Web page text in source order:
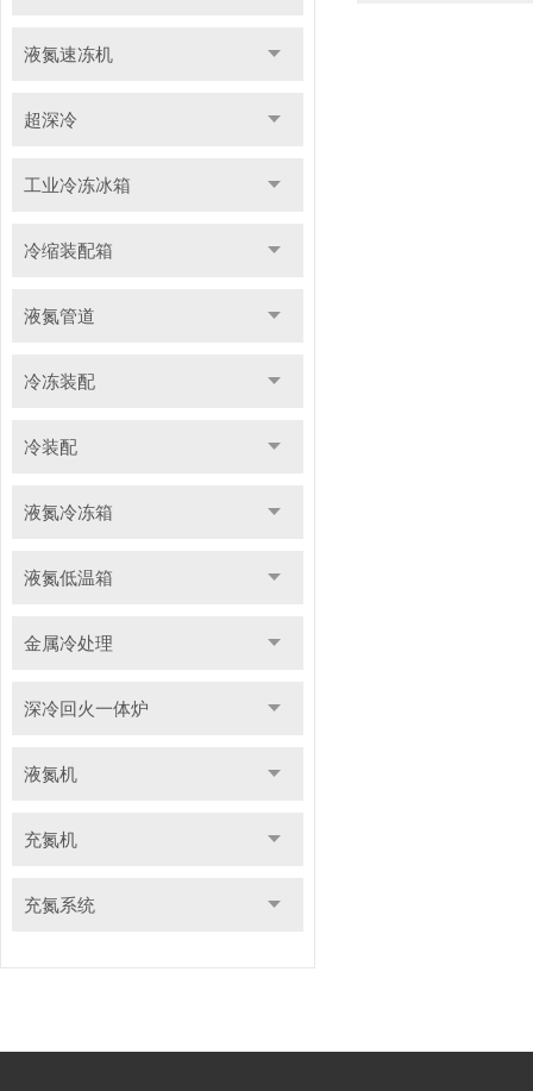
液氮速冻机
超深冷
工业冷冻冰箱
冷缩装配箱
液氮管道
冷冻装配
冷装配
液氮冷冻箱
液氮低温箱
金属冷处理
深冷回火一体炉
液氮机
充氮机
充氮系统